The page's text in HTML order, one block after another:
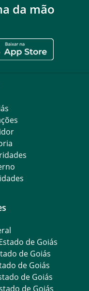
da mão
de Goiás
de Goiás
de Goiás
de Goiás
de Goiás